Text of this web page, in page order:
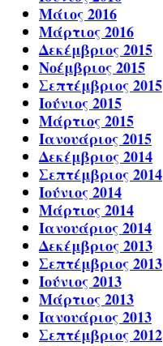
Μάιος 2016
Μάρτιος 2016
Δεκέμβριος 2015
Νοέμβριος 2015
Σεπτέμβριος 2015
Ιούνιος 2015
Μάρτιος 2015
Ιανουάριος 2015
Δεκέμβριος 2014
Σεπτέμβριος 2014
Ιούνιος 2014
Μάρτιος 2014
Ιανουάριος 2014
Δεκέμβριος 2013
Σεπτέμβριος 2013
Ιούνιος 2013
Μάρτιος 2013
Ιανουάριος 2013
Σεπτέμβριος 2012